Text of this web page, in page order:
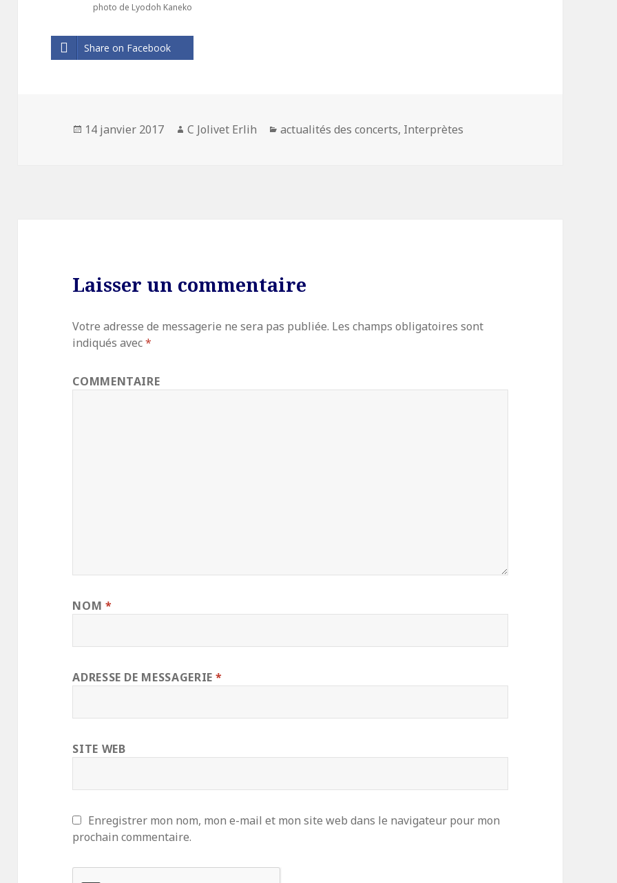
photo de Lyodoh Kaneko
Share on Facebook
Publié
14 janvier 2017 Auteur
C Jolivet Erlih Catégories
actualités des concerts, Interprètes
Laisser un commentaire
Votre adresse de messagerie ne sera pas publiée. Les champs obligatoires sont
indiqués avec*
COMMENTAIRE
NOM *
ADRESSE DE MESSAGERIE*
SITE WEB
Enregistrer mon nom, mon e-mail et mon site web dans le navigateur pour mon
prochain commentaire.